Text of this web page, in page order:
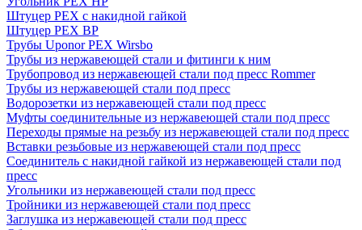
Штуцер PEX c накидной гайкой
Штуцер PEX ВР
Трубы Uponor PEX Wirsbo
Трубы из нержавеющей стали и фитинги к ним
Трубопровод из нержавеющей стали под пресс Rommer
Трубы из нержавеющей стали под пресс
Водорозетки из нержавеющей стали под пресс
Муфты соединительные из нержавеющей стали под пресс
Переходы прямые на резьбу из нержавеющей стали под пресс
Вставки резьбовые из нержавеющей стали под пресс
Соединитель с накидной гайкой из нержавеющей стали под
пресс
Угольники из нержавеющей стали под пресс
Тройники из нержавеющей стали под пресс
Заглушка из нержавеющей стали под пресс